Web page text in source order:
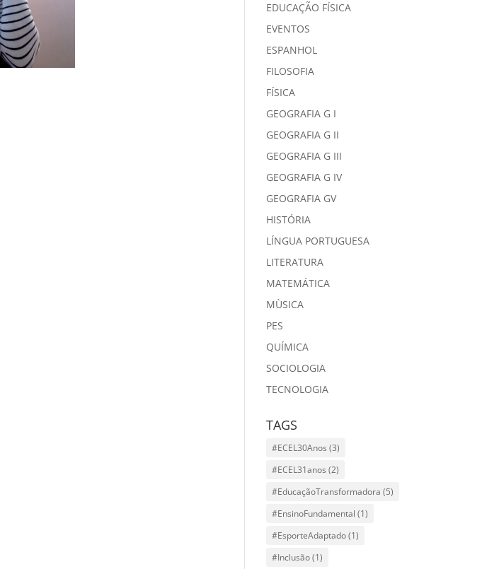
EDUCAÇÃO FÍSICA
EVENTOS
ESPANHOL
FILOSOFIA
FÍSICA
GEOGRAFIA G I
GEOGRAFIA G II
GEOGRAFIA G III
GEOGRAFIA G IV
GEOGRAFIA GV
HISTÓRIA
LÍNGUA PORTUGUESA
LITERATURA
MATEMÁTICA
MÙSICA
PES
QUÍMICA
SOCIOLOGIA
TECNOLOGIA
TAGS
#ECEL30Anos (3)
#ECEL31anos (2)
#EducaçãoTransformadora (5)
#EnsinoFundamental (1)
#EsporteAdaptado(1)
#Inclusão(1)